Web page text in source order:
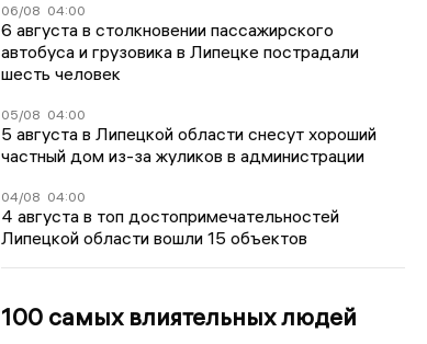
06/08 04:00
6 августа в столкновении пассажирского
автобуса и грузовика в Липецке пострадали
шесть человек
05/08 04:00
5 августа в Липецкой области снесут хороший
частный дом из-за жуликов в администрации
04/08 04:00
4 августа в топ достопримечательностей
Липецкой области вошли 15 объектов
100 самых влиятельных людей